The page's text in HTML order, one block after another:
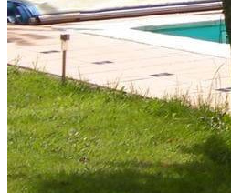
Tivaux Mickaël (SARL)
72550 La Quinte